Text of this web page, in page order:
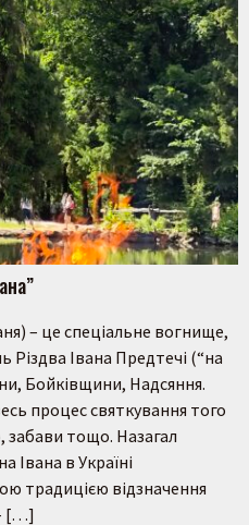
– це спеціальне вогнище,
Івана Предтечі (“на
Бойківщини, Надсяння.
процес святкування того
забави тощо. Назагал
Івана в Україні
традицією відзначення
[…]